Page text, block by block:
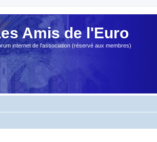
Amis de l'Euro
internet de l'association (réservé aux membres)